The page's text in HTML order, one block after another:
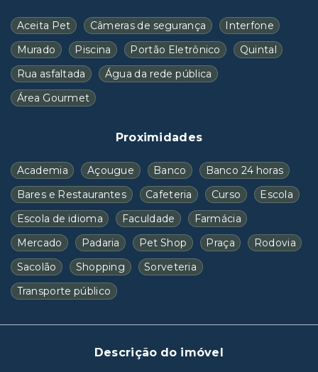
Aceita Pet Câmeras de segurança
Interfone
Murado
Piscina Portão Eletrônico
Quintal
Rua asfaltada
Água da rede pública
Área Gourmet
Proximidades
Academia Açougue Banco
Banco 24 horas
Bares e Restaurantes
Cafeteria Curso
Escola
Escola de idioma
Faculdade
Farmácia
Mercado
Padaria Pet Shop Praça
Rodovia
Sacolão
Shopping
Sorveteria
Transporte público
Descrição do imóvel